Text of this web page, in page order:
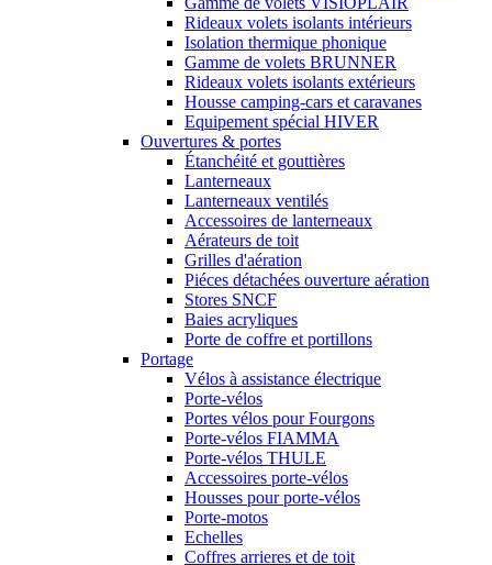
Rideaux volets isolants intérieurs
Isolation thermique phonique
Gamme de volets BRUNNER
Rideaux volets isolants extérieurs
Housse camping-cars et caravanes
Equipement spécial HIVER
Ouvertures & portes
Étanchéité et gouttières
Lanterneaux
Lanterneaux ventilés
Accessoires de lanterneaux
Aérateurs de toit
Grilles d'aération
Piéces détachées ouverture aération
Stores SNCF
Baies acryliques
Porte de coffre et portillons
Portage
Vélos à assistance électrique
Porte-vélos
Portes vélos pour Fourgons
Porte-vélos FIAMMA
Porte-vélos THULE
Accessoires porte-vélos
Housses pour porte-vélos
Porte-motos
Echelles
Coffres arrieres et de toit